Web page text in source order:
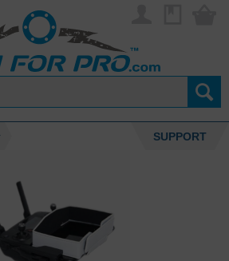
SUPPORT